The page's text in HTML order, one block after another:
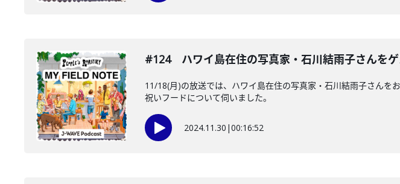
#124 ハワイ島在住の写真家・石川結雨子さんをゲ
11/18(月)の放送では、ハワイ島在住の写真家・石川結雨子さんを
祝いフードについて伺いました。
2024.11.30 |00:16:52